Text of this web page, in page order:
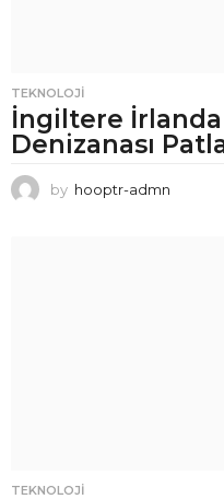
TEKNOLOJI
İngiltere İrlanda
Denizanası
by hooptr-admn
TEKNOLOJI